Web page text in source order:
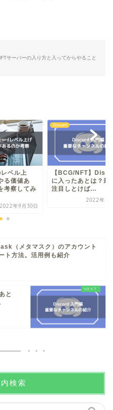
サーバーの入り方と入ってからやること
ベル上
る価値あ
考察してみ
2022年9月30日
Discord
【BCG/NFT】
に入ったあとは？最
注目しとけば...
2022年7
（メタマスク）のアカウント
ト方法。活用例も紹介
と
検索